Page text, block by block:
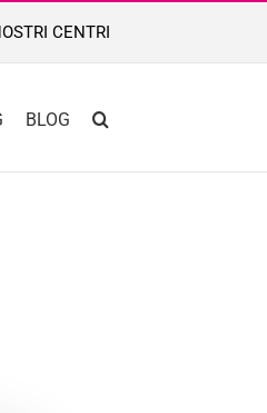
CENTRI
BLOG